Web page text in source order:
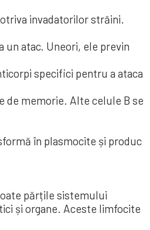
invadatorilor străini.
atac. Uneori, ele previn
specifici pentru a ataca
de memorie. Alte celule B se
în plasmocite și produc
părțile sistemului
și organe. Aceste limfocite